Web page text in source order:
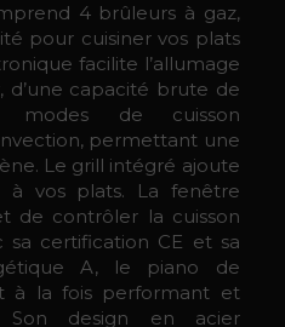
4 brûleurs à gaz,
pour cuisiner vos plats
facilite l’allumage
d’une capacité brute de
de cuisson
permettant une
Le grill intégré ajoute
à vos plats. La fenêtre
de contrôler la cuisson
sa certification CE et sa
A, le piano de
à la fois performant et
Son design en acier